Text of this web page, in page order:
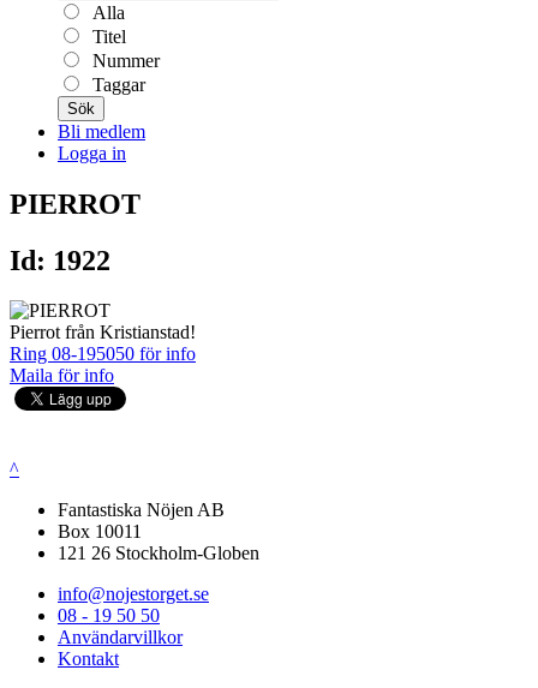
Alla
Titel
Nummer
Taggar
Sök
Bli medlem
Logga in
PIERROT
Id: 1922
Pierrot från Kristianstad!
Ring 08-195050 för info
Maila för info
^
Fantastiska Nöjen AB
Box 10011
121 26 Stockholm-Globen
info@nojestorget.se
08 - 19 50 50
Användarvillkor
Kontakt